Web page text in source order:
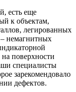
есть еще
к объектам,
легированных
– немагнитных
поверхности
специалисты
зарекомендовало
дефектов.